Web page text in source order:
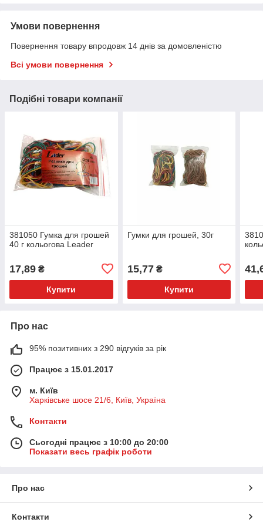
Умови повернення
Повернення товару впродовж 14 днів за домовленістю
Всі умови повернення
Подібні товари компанії
381050 Гумка для грошей
40 г кольorова Leader
17,89 ₴
Купити
Гумки для грошей, 30г
15,77₴
Купити
Про нас
95% позитивних з 290 відгуків за рік
Працює з 15.01.2017
м. Київ
Харківське шосе 21/6, Київ, Україна
Контакти
Сьогодні працює з 10:00 до 20:00
Показати весь графік роботи
Про нас
Контакти